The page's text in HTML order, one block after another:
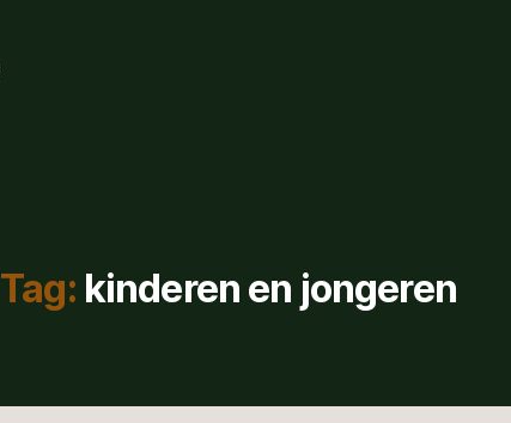
Tag: kinderen en jongeren